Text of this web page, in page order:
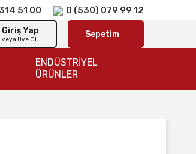
51 00 0 (530) 079 99 12
Giriş Yap
veya Üye Ol Sepetim
ENDÜSTRİYEL
ÜRÜNLER